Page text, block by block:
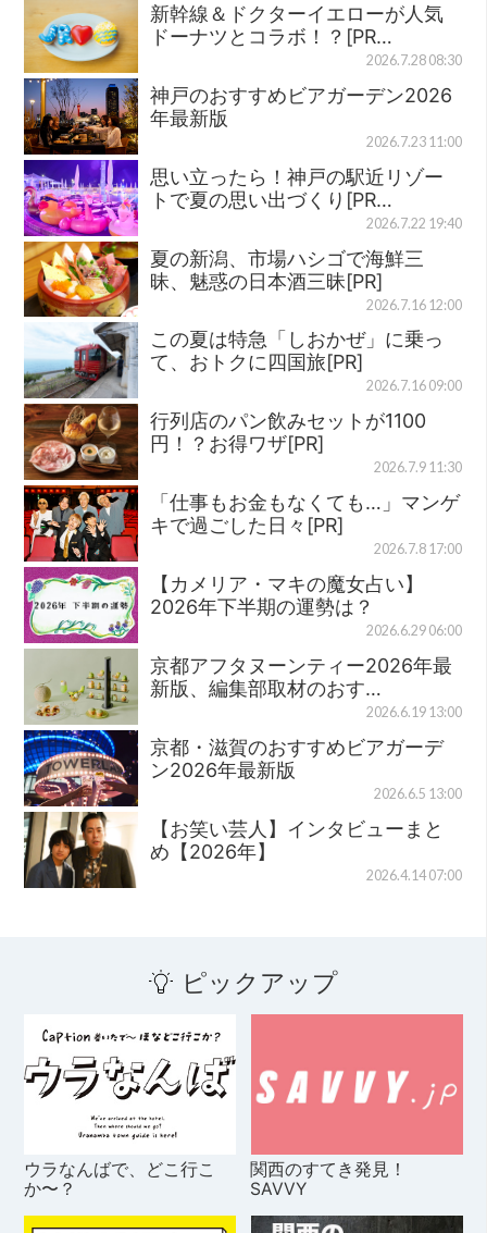
新幹線＆ドクターイエローが人気
ドーナツとコラボ！？[PR…
2026.7.28 08:30
神戸のおすすめビアガーデン2026
年最新版
2026.7.23 11:00
思い立ったら！神戸の駅近リゾー
トで夏の思い出づくり[PR…
2026.7.22 19:40
夏の新潟、市場ハシゴで海鮮三
昧、魅惑の日本酒三昧[PR]
2026.7.16 12:00
この夏は特急「しおかぜ」に乗っ
て、おトクに四国旅[PR]
2026.7.16 09:00
行列店のパン飲みセットが1100
円！？お得ワザ[PR]
2026.7.9 11:30
「仕事もお金もなくても…」マンゲ
キで過ごした日々[PR]
2026.7.8 17:00
【カメリア・マキの魔女占い】
2026年下半期の運勢は？
2026.6.29 06:00
京都アフタヌーンティー2026年最
新版、編集部取材のおす…
2026.6.19 13:00
京都・滋賀のおすすめビアガーデ
ン2026年最新版
2026.6.5 13:00
【お笑い芸人】インタビューまと
め【2026年】
2026.4.14 07:00
ピックアップ
ウラなんばで、どこ行こ
か〜？
関西のすてき発見！
SAVVY